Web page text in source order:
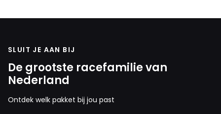
SLUIT JE AAN BIJ
De grootste racefamilie van
Nederland
Ontdek welk pakket bij jou past